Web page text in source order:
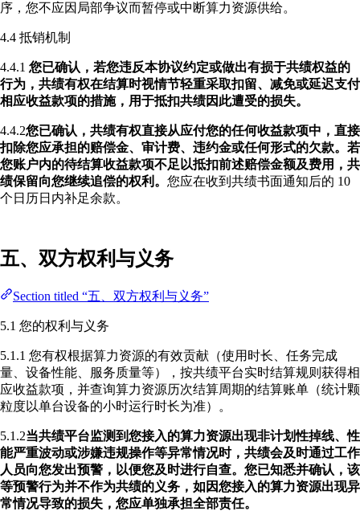
序，您不应因局部争议而暂停或中断算力资源供给。
4.4 抵销机制
4.4.1 您已确认，若您违反本协议约定或做出有损于共绩权益的
行为，共绩有权在结算时视情节轻重采取扣留、减免或延迟支付
相应收益款项的措施，用于抵扣共绩因此遭受的损失。
4.4.2您已确认，共绩有权直接从应付您的任何收益款项中，直接
扣除您应承担的赔偿金、审计费、违约金或任何形式的欠款。若
您账户内的待结算收益款项不足以抵扣前述赔偿金额及费用，共
绩保留向您继续追偿的权利。 您应在收到共绩书面通知后的 10
个日历日内补足余款。
五、双方权利与义务
Section titled “五、双方权利与义务”
5.1 您的权利与义务
5.1.1 您有权根据算力资源的有效贡献（使用时长、任务完成
量、设备性能、服务质量等），按共绩平台实时结算规则获得相
应收益款项，并查询算力资源历次结算周期的结算账单（统计颗
粒度以单台设备的小时运行时长为准）。
5.1.2当共绩平台监测到您接入的算力资源出现非计划性掉线、性
能严重波动或涉嫌违规操作等异常情况时，共绩会及时通过工作
人员向您发出预警，以便您及时进行自查。您已知悉并确认，该
等预警行为并不作为共绩的义务，如因您接入的算力资源出现异
常情况导致的损失，您应单独承担全部责任。